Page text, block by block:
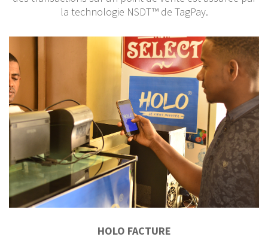
la technologie NSDT™ de TagPay.
HOLO FACTURE